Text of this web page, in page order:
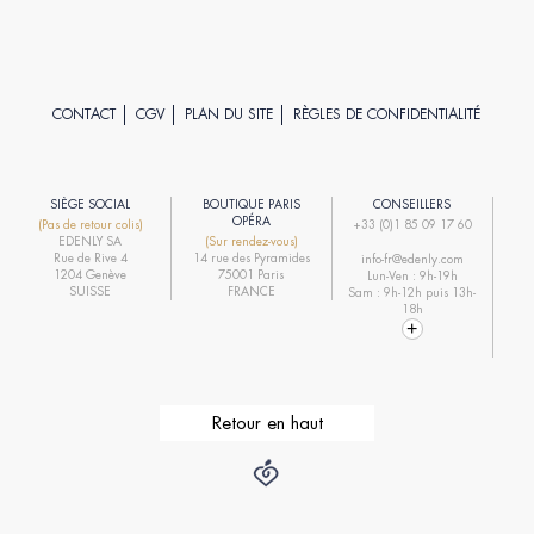
CONTACT CGV PLAN DU SITE RÈGLES DE CONFIDENTIALITÉ
SIÈGE SOCIAL
(Pas de retour colis)
EDENLY SA
Rue de Rive 4
1204 Genève
SUISSE
BOUTIQUE PARIS
OPÉRA
(Sur rendez-vous)
14 rue des Pyramides
75001 Paris
FRANCE
CONSEILLERS
+33 (0)1 85 09 17 60
info-fr@edenly.com
Lun-Ven : 9h-19h
Sam : 9h-12h puis 13h-
18h
Retour en haut